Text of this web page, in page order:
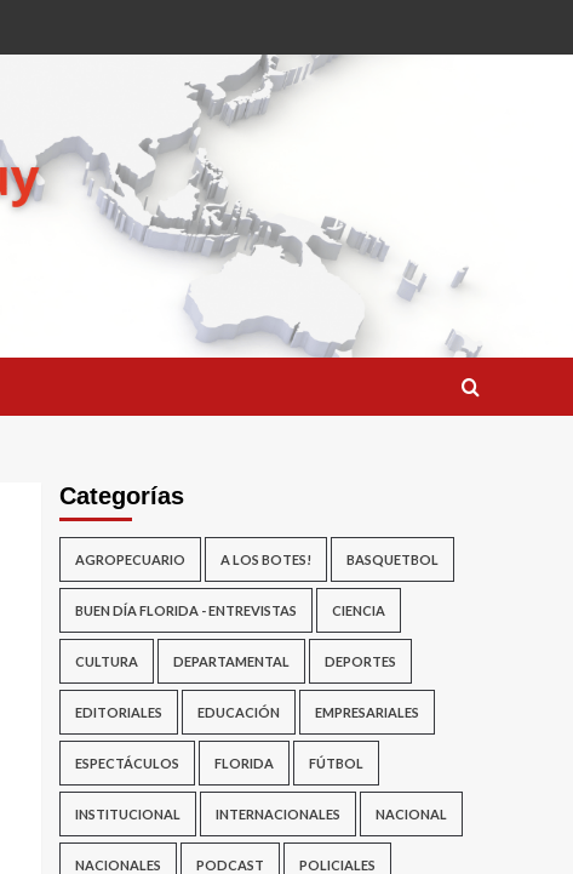
Categorías
AGROPECUARIO A LOS BOTES! BASQUETBOL
BUEN DÍA FLORIDA - ENTREVISTAS CIENCIA
CULTURA DEPARTAMENTAL DEPORTES
EDITORIALES EDUCACIÓN EMPRESARIALES
ESPECTÁCULOS FLORIDA FÚTBOL
INSTITUCIONAL INTERNACIONALES NACIONAL
NACIONALES PODCAST POLICIALES